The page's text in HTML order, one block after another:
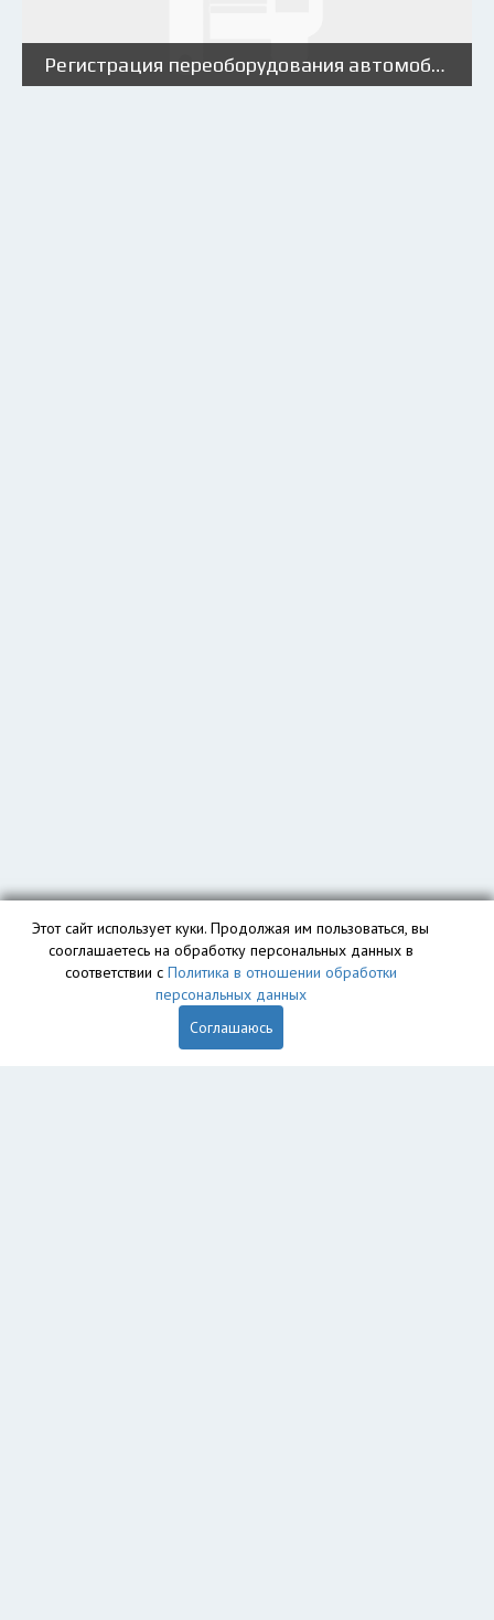
Регистрация переоборудования автомобиля
Этот сайт использует куки. Продолжая им пользоваться, вы
сооглашаетесь на обработку персональных данных в
соответствии с Политика в отношении обработки
персональных данных
Соглашаюсь